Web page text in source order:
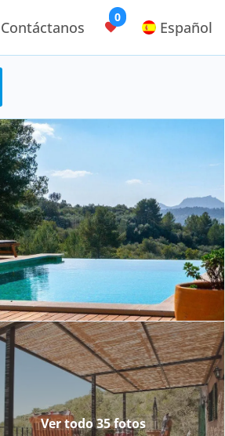
Contáctanos
0
Español
Ver todo 35 fotos